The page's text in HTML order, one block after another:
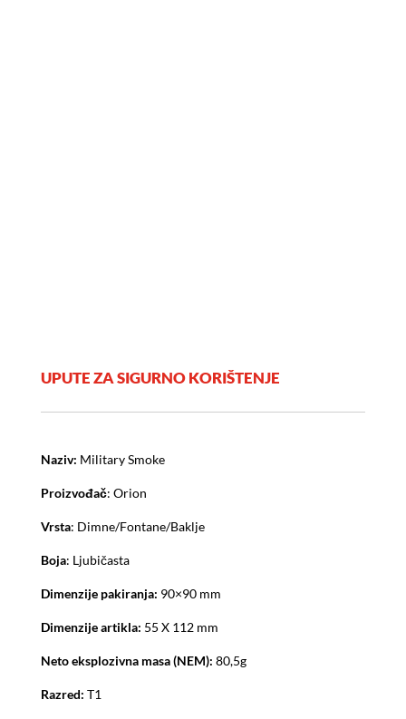
UPUTE ZA SIGURNO KORIŠTENJE
Naziv: Military Smoke
Proizvođač: Orion
Vrsta: Dimne/Fontane/Baklje
Boja: Ljubičasta
Dimenzije pakiranja: 90×90 mm
Dimenzije artikla: 55 X 112 mm
Neto eksplozivna masa (NEM): 80,5g
Razred: T1